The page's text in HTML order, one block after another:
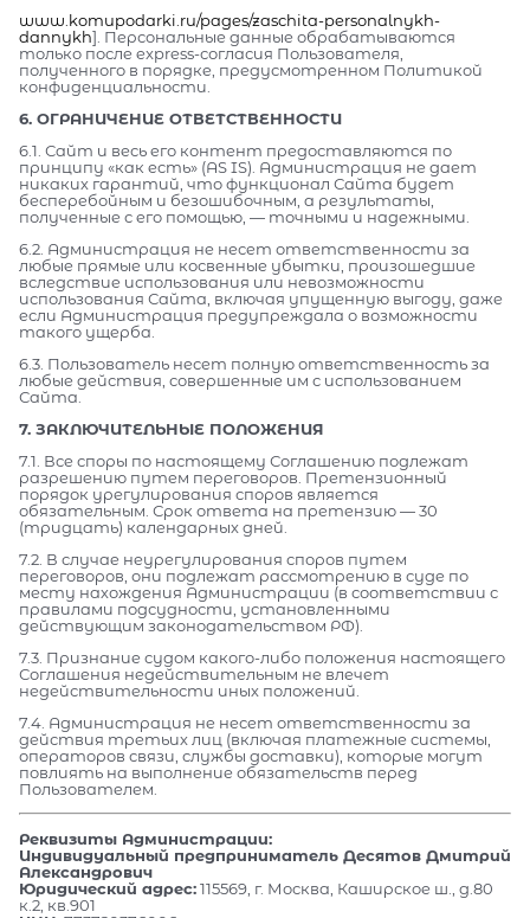
www.komupodarki.ru/pages/zaschita-personalnykh-
dannykh]. Персональные данные обрабатываются
только после express-согласия Пользователя,
полученного в порядке, предусмотренном Политикой
конфиденциальности.
6. ОГРАНИЧЕНИЕ ОТВЕТСТВЕННОСТИ
6.1. Сайт и весь его контент предоставляются по
принципу «как есть» (AS IS). Администрация не дает
никаких гарантий, что функционал Сайта будет
бесперебойным и безошибочным, а результаты,
полученные с его помощью, — точными и надежными.
6.2. Администрация не несет ответственности за
любые прямые или косвенные убытки, произошедшие
вследствие использования или невозможности
использования Сайта, включая упущенную выгоду, даже
если Администрация предупреждала о возможности
такого ущерба.
6.3. Пользователь несет полную ответственность за
любые действия, совершенные им с использованием
Сайта.
7. ЗАКЛЮЧИТЕЛЬНЫЕ ПОЛОЖЕНИЯ
7.1. Все споры по настоящему Соглашению подлежат
разрешению путем переговоров. Претензионный
порядок урегулирования споров является
обязательным. Срок ответа на претензию — 30
(тридцать) календарных дней.
7.2. В случае неурегулирования споров путем
переговоров, они подлежат рассмотрению в суде по
месту нахождения Администрации (в соответствии с
правилами подсудности, установленными
действующим законодательством РФ).
7.3. Признание судом какого-либо положения настоящего
Соглашения недействительным не влечет
недействительности иных положений.
7.4. Администрация не несет ответственности за
действия третьих лиц (включая платежные системы,
операторов связи, службы доставки), которые могут
повлиять на выполнение обязательств перед
Пользователем.
Реквизиты Администрации:
Индивидуальный предприниматель Десятов Дмитрий
Александрович
Юридический адрес:115569, г. Москва, Каширское ш., д.80
к.2, кв.901